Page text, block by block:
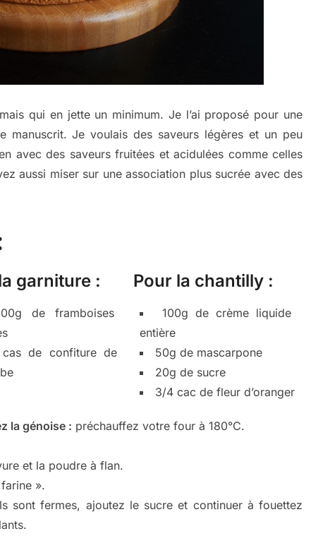
qui en jette un minimum. Je l’ai proposé pour une
manuscrit. Je voulais des saveurs légères et un peu
avec des saveurs fruitées et acidulées comme celles
aussi miser sur une association plus sucrée avec des
garniture :
de framboises
de confiture de
Pour la chantilly :
100g de crème liquide
entière
50g de mascarpone
20g de sucre
3/4 cac de fleur d’oranger
la génoise : préchauffez votre four à 180°C.
et la poudre à flan.
».
sont fermes, ajoutez le sucre et continuer à fouettez